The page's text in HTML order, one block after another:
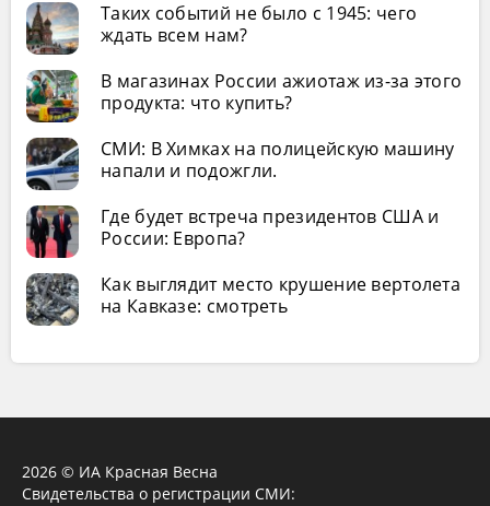
Таких событий не было с 1945: чего
ждать всем нам?
В магазинах России ажиотаж из-за этого
продукта: что купить?
СМИ: В Химках на полицейскую машину
напали и подожгли.
Где будет встреча президентов США и
России: Европа?
Как выглядит место крушение вертолета
на Кавказе: смотреть
2026 © ИА Красная Весна
Свидетельства о регистрации СМИ: